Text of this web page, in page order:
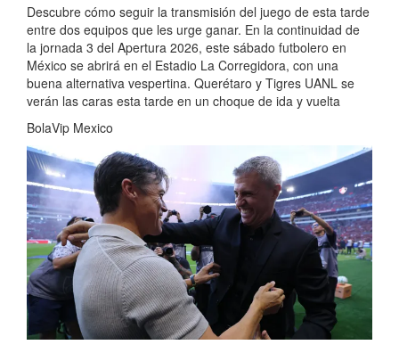
Descubre cómo seguir la transmisión del juego de esta tarde
entre dos equipos que les urge ganar. En la continuidad de
la jornada 3 del Apertura 2026, este sábado futbolero en
México se abrirá en el Estadio La Corregidora, con una
buena alternativa vespertina. Querétaro y Tigres UANL se
verán las caras esta tarde en un choque de ida y vuelta
BolaVip Mexico